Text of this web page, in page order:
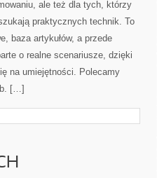
ale też dla tych, którzy
praktycznych technik. To
baza artykułów, a przede
o realne scenariusze, dzięki
na umiejętności. Polecamy
[…]